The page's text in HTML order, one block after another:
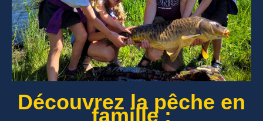
Découvrez la pêche en
famille :